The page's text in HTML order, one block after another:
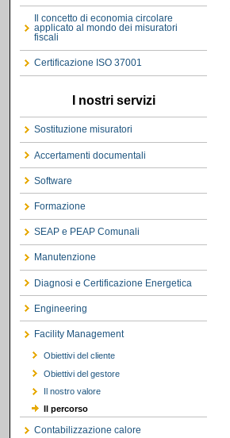
Il concetto di economia circolare
applicato al mondo dei misuratori
fiscali
Certificazione ISO 37001
I nostri servizi
Sostituzione misuratori
Accertamenti documentali
Software
Formazione
SEAP e PEAP Comunali
Manutenzione
Diagnosi e Certificazione Energetica
Engineering
Facility Management
Obiettivi del cliente
Obiettivi del gestore
Il nostro valore
Il percorso
Contabilizzazione calore